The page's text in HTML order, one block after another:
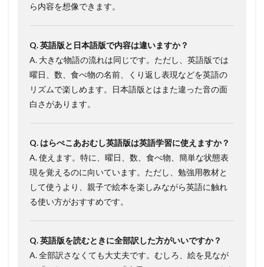
ら内容を想像できます。
Q. 英語版と日本語版で内容は違いますか？
A. 大きな物語の流れは同じです。ただし、英語版では
曜日、数、食べ物の名前、くり返し表現などを英語の
リズムで楽しめます。日本語版とはまた違った音の面
白さがあります。
Q. はらぺこあおむし英語版は英語学習に使えますか？
A. 使えます。特に、曜日、数、食べ物、簡単な状態表
現を覚えるのに向いています。ただし、勉強用教材と
して使うより、親子で絵本を楽しみながら英語に触れ
る使い方がおすすめです。
Q. 英語版を読むときに全部訳した方がいいですか？
A. 全部訳さなくても大丈夫です。むしろ、絵を見なが